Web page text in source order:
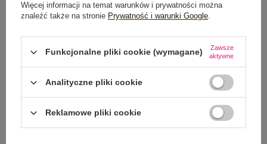
ZWROTY I REKLAMACJE
Więcej informacji na temat warunków i prywatności można
znaleźć także na stronie Prywatność i warunki Google.
Funkcjonalne pliki cookie (wymagane)
Zawsze
aktywne
Analityczne pliki cookie
Reklamowe pliki cookie